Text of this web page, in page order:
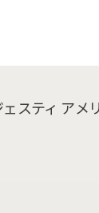
スティ アメ